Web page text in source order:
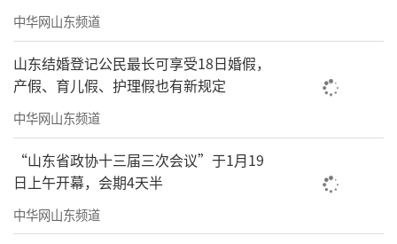
中华网山东频道
山东结婚登记公民最长可享受18日婚假，
产假、育儿假、护理假也有新规定
中华网山东频道
“山东省政协十三届三次会议”于1月19
日上午开幕，会期4天半
中华网山东频道